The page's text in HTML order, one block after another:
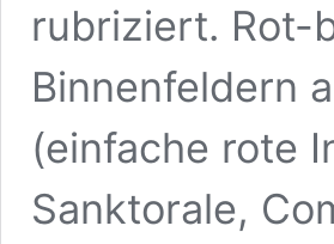
rubriziert. Rot-
Binnenfeldern
(einfache rote
Sanktorale,